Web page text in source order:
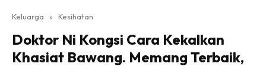
Keluarga » Kesihatan
Doktor Ni Kongsi Cara Kekalkan
Khasiat Bawang. Memang Terbaik,